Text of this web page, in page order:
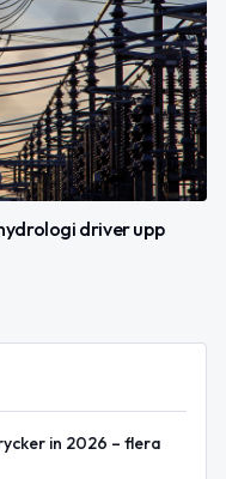
driver upp
in 2026 – flera